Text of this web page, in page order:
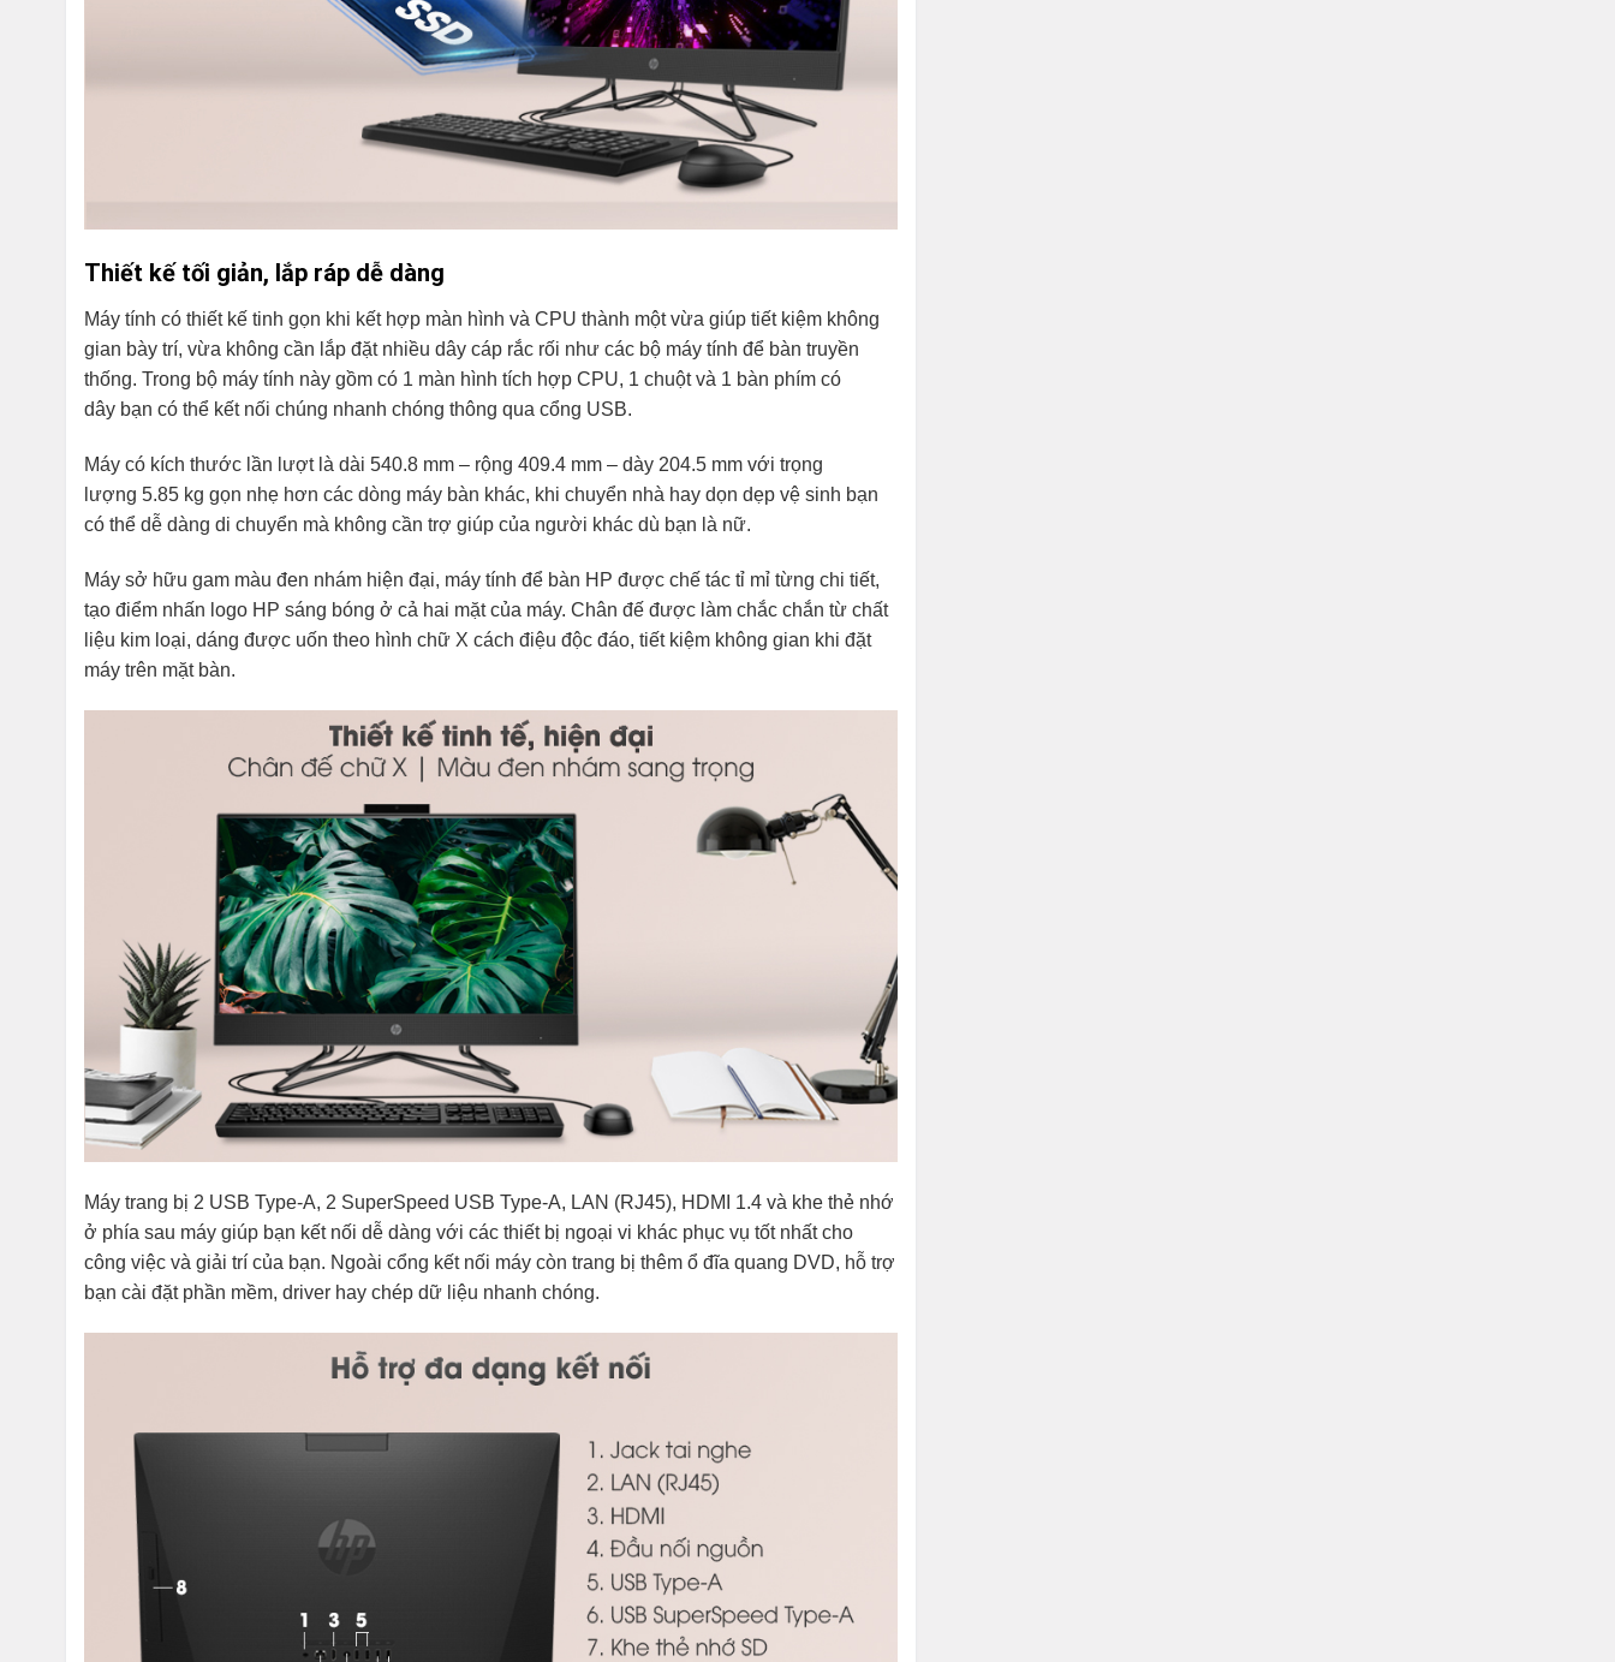
Thiết kế tối giản, lắp ráp dễ dàng
Máy tính có thiết kế tinh gọn khi kết hợp màn hình và CPU thành một vừa giúp tiết kiệm không
gian bày trí, vừa không cần lắp đặt nhiều dây cáp rắc rối như các bộ máy tính để bàn truyền
thống. Trong bộ máy tính này gồm có 1 màn hình tích hợp CPU, 1 chuột và 1 bàn phím có
dây bạn có thể kết nối chúng nhanh chóng thông qua cổng USB.
Máy có kích thước lần lượt là dài 540.8 mm – rộng 409.4 mm – dày 204.5 mm với trọng
lượng 5.85 kg gọn nhẹ hơn các dòng máy bàn khác, khi chuyển nhà hay dọn dẹp vệ sinh bạn
có thể dễ dàng di chuyển mà không cần trợ giúp của người khác dù bạn là nữ.
Máy sở hữu gam màu đen nhám hiện đại, máy tính để bàn HP được chế tác tỉ mỉ từng chi tiết,
tạo điểm nhấn logo HP sáng bóng ở cả hai mặt của máy. Chân đế được làm chắc chắn từ chất
liệu kim loại, dáng được uốn theo hình chữ X cách điệu độc đáo, tiết kiệm không gian khi đặt
máy trên mặt bàn.
Máy trang bị 2 USB Type-A, 2 SuperSpeed USB Type-A, LAN (RJ45), HDMI 1.4 và khe thẻ nhớ
ở phía sau máy giúp bạn kết nối dễ dàng với các thiết bị ngoại vi khác phục vụ tốt nhất cho
công việc và giải trí của bạn. Ngoài cổng kết nối máy còn trang bị thêm ổ đĩa quang DVD, hỗ trợ
bạn cài đặt phần mềm, driver hay chép dữ liệu nhanh chóng.